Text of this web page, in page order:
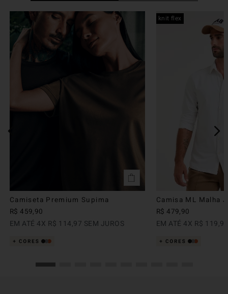
Camiseta Premium Supima
R$ 459,90
EM ATÉ 4X R$ 114,97 SEM JUROS
knit flex
Camisa ML Malha
R$ 479,90
EM ATÉ 4X R$ 119,